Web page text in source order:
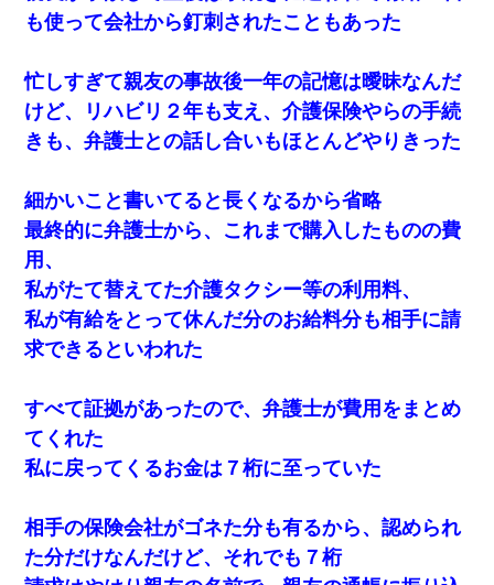
も使って会社から釘刺されたこともあった
忙しすぎて親友の事故後一年の記憶は曖昧なんだ
けど、リハビリ２年も支え、介護保険やらの手続
きも、弁護士との話し合いもほとんどやりきった
細かいこと書いてると長くなるから省略
最終的に弁護士から、これまで購入したものの費
用、
私がたて替えてた介護タクシー等の利用料、
私が有給をとって休んだ分のお給料分も相手に請
求できるといわれた
すべて証拠があったので、弁護士が費用をまとめ
てくれた
私に戻ってくるお金は７桁に至っていた
相手の保険会社がゴネた分も有るから、認められ
た分だけなんだけど、それでも７桁